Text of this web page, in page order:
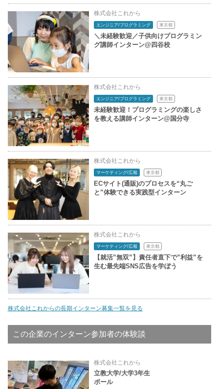
株式会社これから
エンジニア/プログラミング 東京都
＼未経験歓迎／子供向けプログラミン
グ講師インターン@四谷校
株式会社これから
エンジニア/プログラミング 東京都
未経験歓迎！プログラミングの楽しさ
を教える講師インターン@国分寺
株式会社これから
マーケティング/広報 東京都
ECサイト(通販)のプロセスを“丸ご
と”体験できる実践型インターン
株式会社これから
マーケティング/広報 東京都
【就活”無双”】責任者直下で”利益”を
生む最先端SNS広告を学ぼう
株式会社これからの長期インターン募集一覧を見る
この企業のインターン参加者の体験談
株式会社これから
立教大学/大学3年生
ポール